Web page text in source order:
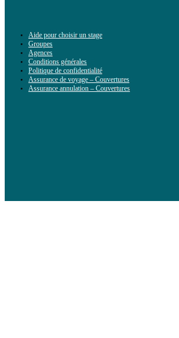
Aide pour choisir un stage
Groupes
Agences
Conditions générales
Politique de confidentialité
Assurance de voyage – Couvertures
Assurance annulation – Couvertures